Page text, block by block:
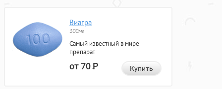
Виагра
100мг
Самый известный в мире
препарат
от 70Р Купить